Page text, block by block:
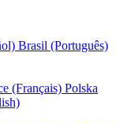
Brasil (Português)
(Français) Polska